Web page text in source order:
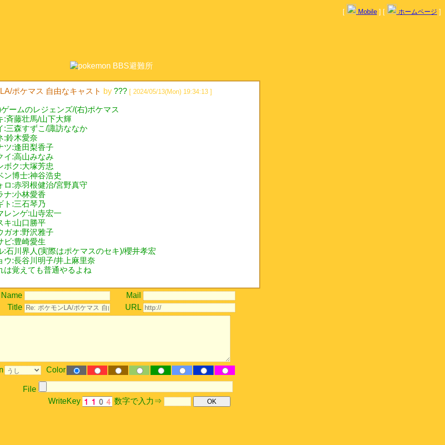
[ Mobile ] [ ホームページ ]
ポケマス 自由なキャスト by ??? [ 2024/05/13(Mon) 19:34:13 ]
ゲームのレジェンズ/(右)ポケマス
:斉藤壮馬/山下大輝
:三森すずこ/諏訪ななか
:鈴木愛奈
ツ:逢田梨香子
イ:高山みなみ
ボク:大塚芳忠
ン博士:神谷浩史
ロ:赤羽根健治/宮野真守
ナ:小林愛香
ト:三石琴乃
レンゲ:山寺宏一
キ:山口勝平
ガオ:野沢雅子
ビ:豊崎愛生
:石川界人(実際はポケマスのセキ)/櫻井孝宏
ウ:長谷川明子/井上麻里奈
は覚えても普通やるよね
Name
Mail
Title
URL
Color
File
WriteKey
数字で入力⇒